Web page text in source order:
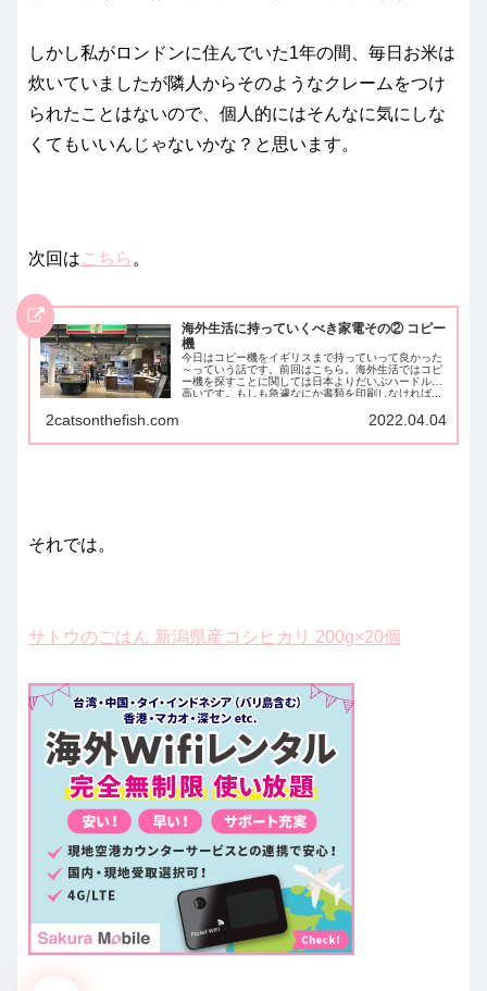
しかし私がロンドンに住んでいた1年の間、毎日お米は
炊いていましたが隣人からそのようなクレームをつけ
られたことはないので、個人的にはそんなに気にしな
くてもいいんじゃないかな？と思います。
次回はこちら。
海外生活に持っていくべき家電その② コピー
機
今日はコピー機をイギリスまで持っていって良かった
～っていう話です。前回はこちら。海外生活ではコピ
ー機を探すことに関しては日本よりだいぶハードルが
高いです。もしも急遽なにか書類を印刷しなければ...
2catsonthefish.com 2022.04.04
それでは。
サトウのごはん 新潟県産コシヒカリ 200g×20個